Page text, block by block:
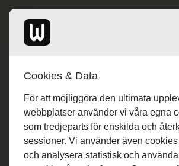
Redaktionen: desk@maratongroup.com
Cookies & Data
För att möjliggöra den ultimata
webbplatser använder vi våra egna
som tredjeparts för enskilda och
sessioner. Vi använder även cookies
och analysera statistisk och